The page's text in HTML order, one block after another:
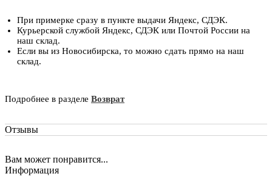
При примерке сразу в пункте выдачи Яндекс, СДЭК.
Курьерской службой Яндекс, СДЭК или Почтой России на
наш склад.
Если вы из Новосибирска, то можно сдать прямо на наш
склад.
Подробнее в разделе Возврат
Отзывы
Вам может понравится...
Информация